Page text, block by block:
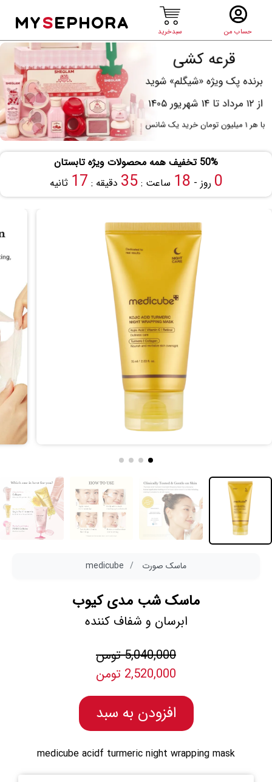
حساب من سبدخرید
MYSEPHORA
50% تخفیف همه محصولات ویژه تابستان
0 روز - 18 ساعت :35 دقیقه : 17 ثانیه
ماسک صورت medicube
ماسک شب مدی کیوب
ابرسان و شفاف کننده
5,040,000 تومن
2,520,000 تومن
افزودن به سبد
medicube acidf turmeric night wrapping mask